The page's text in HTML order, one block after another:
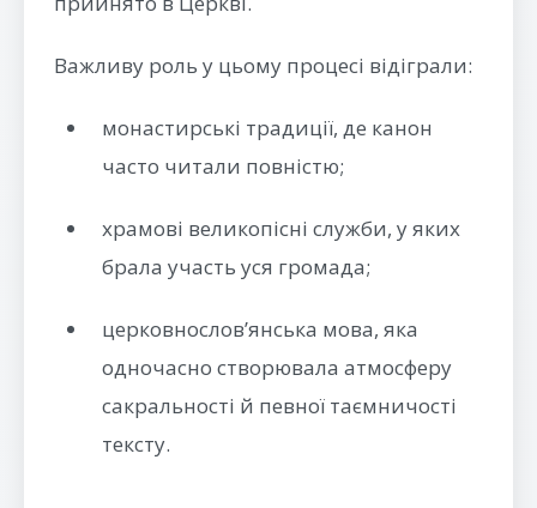
Важливу роль у цьому процесі відіграли:
монастирські традиції, де канон
часто читали повністю;
храмові великопісні служби, у яких
брала участь уся громада;
церковнослов’янська мова, яка
одночасно створювала атмосферу
сакральності й певної таємничості
тексту.